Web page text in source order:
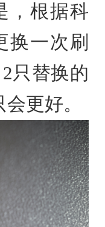
，根据科
换一次刷
只替换的
更好。